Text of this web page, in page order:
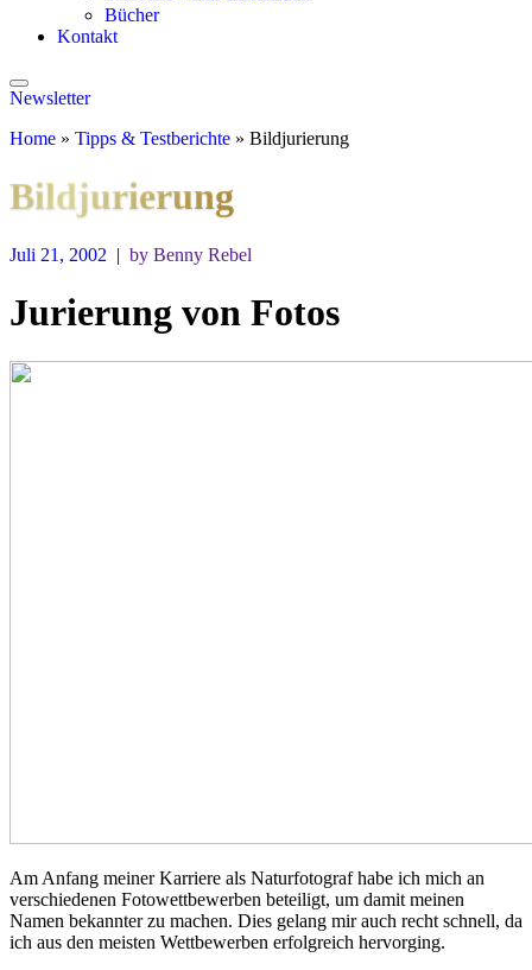
Bücher
Kontakt
Newsletter
Home » Tipps & Testberichte » Bildjurierung
Bildjurierung
Juli 21, 2002 | by Benny Rebel
Jurierung von Fotos
Am Anfang meiner Karriere als Naturfotograf habe ich mich an
verschiedenen Fotowettbewerben beteiligt, um damit meinen
Namen bekannter zu machen. Dies gelang mir auch recht schnell, da
ich aus den meisten Wettbewerben erfolgreich hervorging.